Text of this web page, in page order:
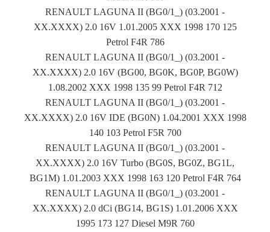
RENAULT LAGUNA II (BG0/1_) (03.2001 -
XX.XXXX) 2.0 16V 1.01.2005 XXX 1998 170 125
Petrol F4R 786
RENAULT LAGUNA II (BG0/1_) (03.2001 -
XX.XXXX) 2.0 16V (BG00, BG0K, BG0P, BG0W)
1.08.2002 XXX 1998 135 99 Petrol F4R 712
RENAULT LAGUNA II (BG0/1_) (03.2001 -
XX.XXXX) 2.0 16V IDE (BG0N) 1.04.2001 XXX 1998
140 103 Petrol F5R 700
RENAULT LAGUNA II (BG0/1_) (03.2001 -
XX.XXXX) 2.0 16V Turbo (BG0S, BG0Z, BG1L,
BG1M) 1.01.2003 XXX 1998 163 120 Petrol F4R 764
RENAULT LAGUNA II (BG0/1_) (03.2001 -
XX.XXXX) 2.0 dCi (BG14, BG1S) 1.01.2006 XXX
1995 173 127 Diesel M9R 760